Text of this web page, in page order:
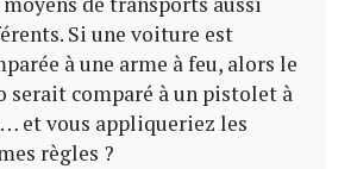
Si une voiture est
à une arme à feu, alors le
serait comparé à un pistolet à
et vous appliqueriez les
règles ?